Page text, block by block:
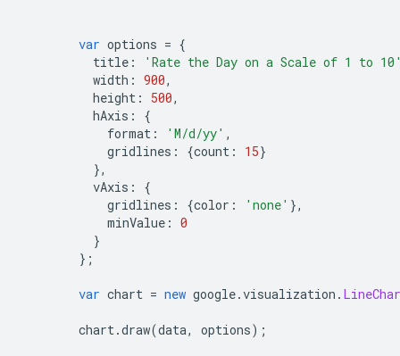
var options = {
title :
'Rate the Day on a Scale of 1 to
width : 900,
height : 500,
hAxis :
{
format : 'M/d/yy' ,
gridlines : {count : 15}
},
vAxis :
{
gridlines : {color : 'none' },
minValue : 0
}
};
var chart = new google.visualization .
chart.draw(data, options);